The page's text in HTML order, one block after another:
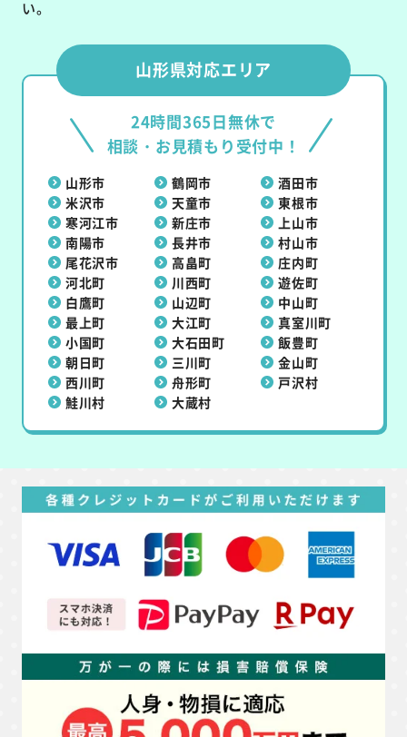
い。
山形県対応エリア
24時間365日無休で
相談・お見積もり受付中！
山形市 鶴岡市
酒田市
米沢市
天童市
東根市
寒河江市
新庄市
上山市
南陽市
長井市
村山市
尾花沢市
高畠町
庄内町
河北町
川西町
遊佐町
白鷹町
山辺町
中山町
最上町
大江町
真室川町
小国町
大石田町
飯豊町
朝日町
三川町
金山町
西川町
舟形町
戸沢村
鮭川村
大蔵村